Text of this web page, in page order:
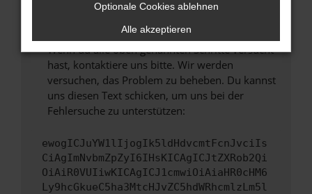
unterstützt werden.
Wende dich an den Webseitenbetreiber.
Wenn du alle oben genannten Schritte versucht
hast, kontaktiere uns bitte. Wir werden
versuchen, das Problem zu beheben. Du kannst
uns diesen Text schicken, um uns bei der
Fehlersuche zu unterstützen:
ewogICJuYW1lIjogIk5ldHdvcmtFcnJvciIs
CiAgImNvbmZpZyI6IHsKICAgICJtZXRob2Qi
OiAiR0VUIiwKICAgICJ1cmwiOiAiaHR0cHM6
Ly9hcGkueC5ha3MtcHJvZC5hdWRhcmlzLm5l
Optionale Cookies ablehnen
Alle akzeptieren